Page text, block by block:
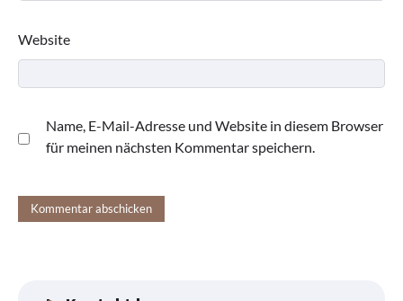
Website
Name, E-Mail-Adresse und Website in diesem Browser
für meinen nächsten Kommentar speichern.